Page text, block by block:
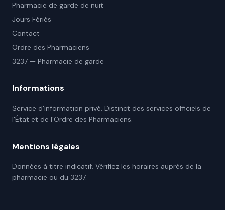
Pharmacie de garde de nuit
Jours Fériés
Contact
Ordre des Pharmaciens
3237 — Pharmacie de garde
Informations
Service d'information privé. Distinct des services officiels de
l'État et de l'Ordre des Pharmaciens.
Mentions légales
Données à titre indicatif. Vérifiez les horaires auprès de la
pharmacie ou du 3237.